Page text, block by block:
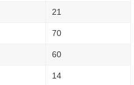
21
70
60
14